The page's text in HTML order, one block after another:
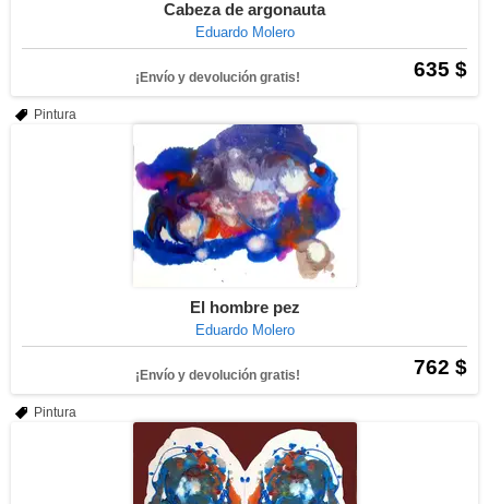
Cabeza de argonauta
Eduardo Molero
635 $
¡Envío y devolución gratis!
Pintura
El hombre pez
Eduardo Molero
762 $
¡Envío y devolución gratis!
Pintura